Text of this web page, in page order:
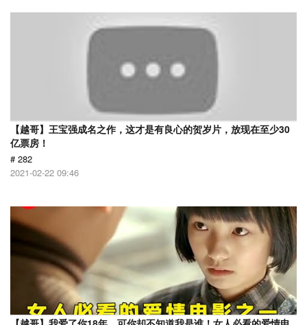
【越哥】王宝强成名之作，这才是有良心的贺岁片，放现在至少30
亿票房！
# 282
2021-02-22 09:46